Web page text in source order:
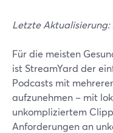
Letzte Aktualisierung:
Für die meisten
ist StreamYard der
Podcasts mit
aufzunehmen – mit
unkompliziertem
Anforderungen an